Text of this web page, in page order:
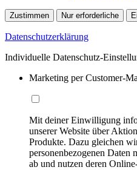
Zustimmen Nur erforderliche
Datenschutzerklärung
Individuelle Datenschutz-
Marketing per Customer-
Mit deiner Einwilligung
unserer Website über
Produkte. Dazu gleichen
personenbezogenen Daten
ab und nutzen deren